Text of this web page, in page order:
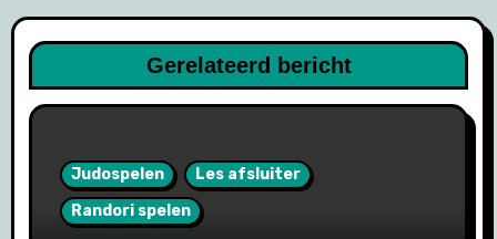
Gerelateerd bericht
Judospelen
Les afsluiter
Randori spelen